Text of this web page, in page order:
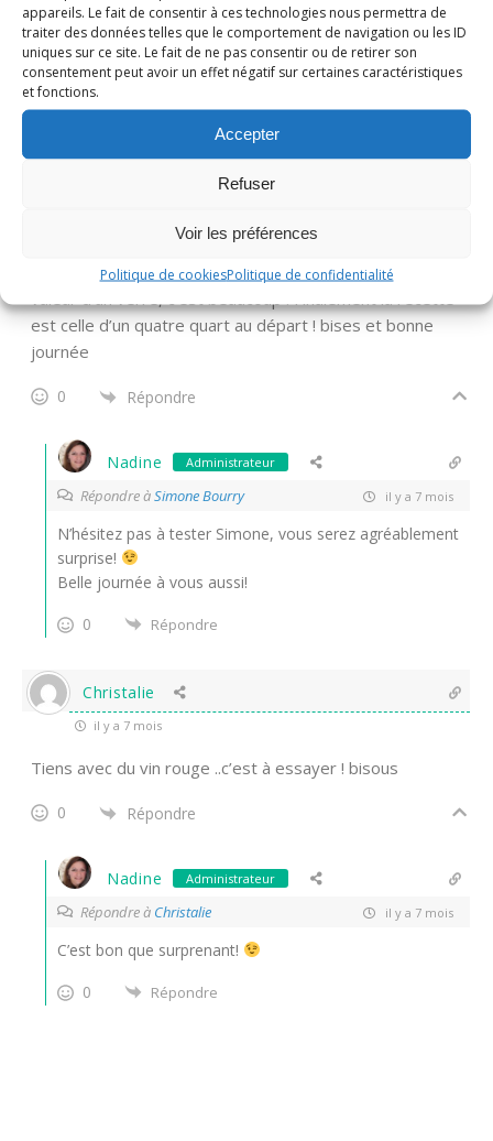
appareils. Le fait de consentir à ces technologies nous permettra de
traiter des données telles que le comportement de navigation ou les ID
uniques sur ce site. Le fait de ne pas consentir ou de retirer son
consentement peut avoir un effet négatif sur certaines caractéristiques
et fonctions.
Accepter
Refuser
Voir les préférences
Politique de cookiesPolitique de confidentialité
Répondre àBarbara il y a 7 mois
Ah ben voilà!
1
Un beau gâteau bien tentant, je n’aurais jamais pensé à
mettre du vin dans une recette de gâteau, surtout la
valeur d’un verre, c’est beaucoup ! Finalement la recette
est celle d’un quatre quart au départ ! bises et bonne
journée
0 Répondre
Nadine Administrateur
Répondre àSimone Bourry il y a 7 mois
N’hésitez pas à tester Simone, vous serez agréablement
surprise!
Belle journée à vous aussi!
0
Répondre
Christalie
il y a 7 mois
Tiens avec du vin rouge ..c’est à essayer ! bisous
0 Répondre
Nadine Administrateur
Répondre à Christalie il y a 7 mois
C’est bon que surprenant!
0
Répondre